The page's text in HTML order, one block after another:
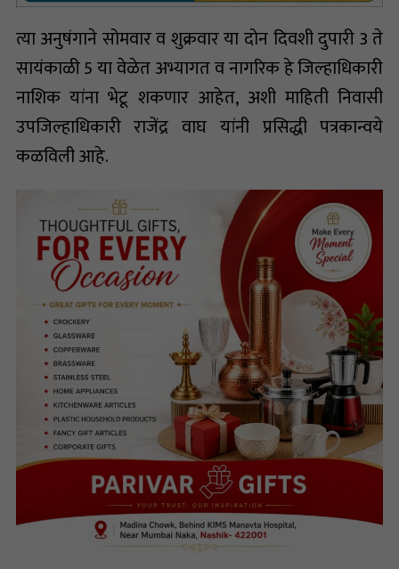
त्या अनुषंगाने सोमवार व शुक्रवार या दोन दिवशी दुपारी 3 ते
सायंकाळी 5 या वेळेत अभ्यागत व नागरिक हे जिल्हाधिकारी
नाशिक यांना भेटू शकणार आहेत, अशी माहिती निवासी
उपजिल्हाधिकारी राजेंद्र वाघ यांनी प्रसिद्धी पत्रकान्वये
कळविली आहे.